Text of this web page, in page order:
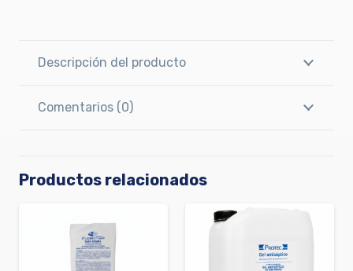
Descripción del producto
Comentarios (0)
Productos relacionados